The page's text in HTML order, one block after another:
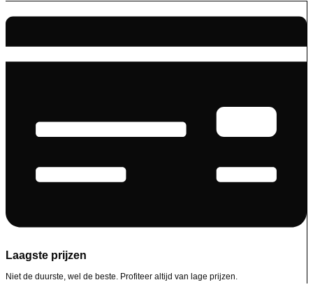
Laagste prijzen
Niet de duurste, wel de beste. Profiteer altijd van lage prijzen.